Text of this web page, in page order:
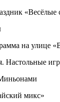
«Весёлые
на улице
Настольные
микс»